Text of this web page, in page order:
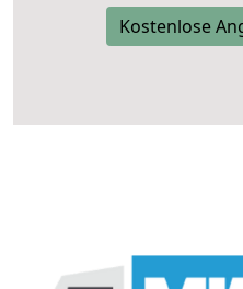
Kostenlose